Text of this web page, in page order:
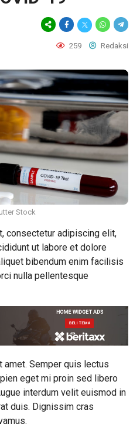
259 Redaksi
Stock
consectetur adipiscing elit,
ut labore et dolore
bibendum enim facilisis
nulla pellentesque
amet. Semper quis lectus
eget mi proin sed libero
interdum velit euismod in
duis. Dignissim cras